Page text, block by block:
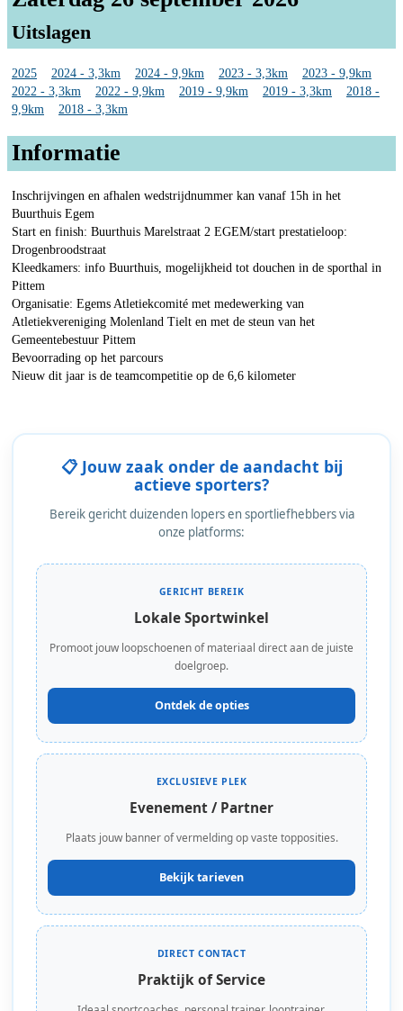
Uitslagen
2025 2024 - 3,3km 2024 - 9,9km 2023 - 3,3km
2023 - 9,9km
2022 - 3,3km
2022 - 9,9km 2019 - 9,9km 2019 - 3,3km
2018 -
9,9km
2018 - 3,3km
Informatie
Inschrijvingen en afhalen wedstrijdnummer kan vanaf 15h in het
Buurthuis Egem
Start en finish: Buurthuis Marelstraat 2 EGEM/start prestatieloop:
Drogenbroodstraat
Kleedkamers: info Buurthuis, mogelijkheid tot douchen in de sporthal in
Pittem
Organisatie: Egems Atletiekcomité met medewerking van
Atletiekvereniging Molenland Tielt en met de steun van het
Gemeentebestuur Pittem
Bevoorrading op het parcours
Nieuw dit jaar is de teamcompetitie op de 6,6 kilometer
📋 Jouw zaak onder de aandacht bij
actieve sporters?
Bereik gericht duizenden lopers en sportliefhebbers via
onze platforms:
GERICHT BEREIK
Lokale Sportwinkel
Promoot jouw loopschoenen of materiaal direct aan de juiste
doelgroep.
Ontdek de opties
EXCLUSIEVE PLEK
Evenement / Partner
Plaats jouw banner of vermelding op vaste topposities.
Bekijk tarieven
DIRECT CONTACT
Praktijk of Service